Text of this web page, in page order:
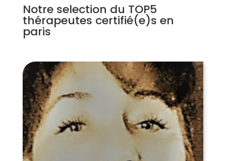
Notre selection du TOP5
thérapeutes certifié(e)s en
paris